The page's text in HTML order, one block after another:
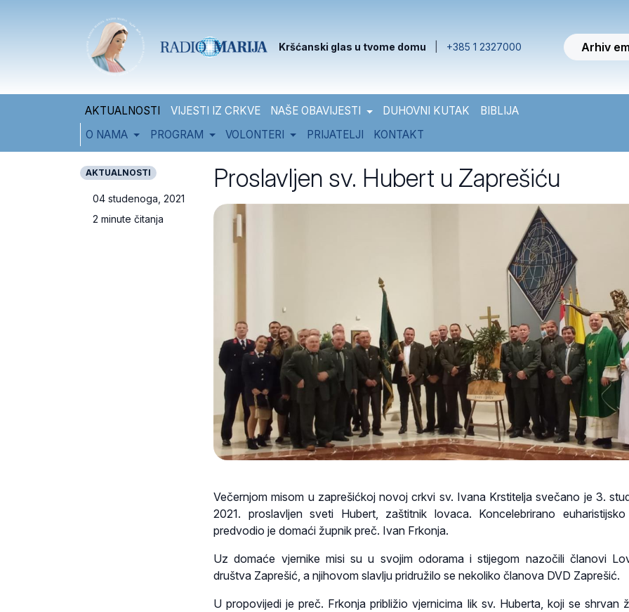
Kršćanski glas u tvome domu +385 1 2327000 Arhiv
AKTUALNOSTI VIJESTI IZ CRKVE NAŠE OBAVIJESTI DUHOVNI KUTAK
BIBLIJA
O NAMA
PROGRAM VOLONTERI PRIJATELJI KONTAKT
AKTUALNOSTI
04 studenoga, 2021
2 minute čitanja
Proslavljen sv. Hubert u Zaprešiću
Večernjom misom u zaprešićkoj novoj crkvi sv. Ivana Krstitelja svečano je 3.
2021. proslavljen sveti Hubert, zaštitnik lovaca. Koncelebrirano euharistijsko
predvodio je domaći župnik preč. Ivan Frkonja.
Uz domaće vjernike misi su u svojim odorama i stijegom nazočili članovi
društva Zaprešić, a njihovom slavlju pridružilo se nekoliko članova DVD Zaprešić.
U propovijedi je preč. Frkonja približio vjernicima lik sv. Huberta, koji se shrvan